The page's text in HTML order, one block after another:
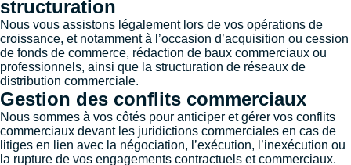
structuration
Nous vous assistons légalement lors de vos opérations de
croissance, et notamment à l’occasion d’acquisition ou cession
de fonds de commerce, rédaction de baux commerciaux ou
professionnels, ainsi que la structuration de réseaux de
distribution commerciale.
Gestion des conflits commerciaux
Nous sommes à vos côtés pour anticiper et gérer vos conflits
commerciaux devant les juridictions commerciales en cas de
litiges en lien avec la négociation, l’exécution, l’inexécution ou
la rupture de vos engagements contractuels et commerciaux.